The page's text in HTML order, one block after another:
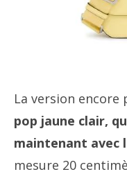
La version
pop jaune clair,
maintenant avec
mesure 20